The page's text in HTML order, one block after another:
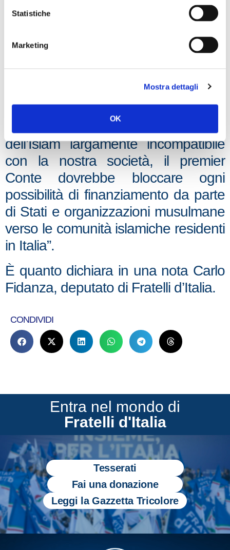
Statistiche
Marketing
Mostra dettagli
OK
a sostenere con le donazioni il CAIM
(coordinamento delle associazioni
islamiche di Milano) ed il suo
andare a scodinzolare in Qatar da
chi promuove e finanzia lautamente
la diffusione in Europa di una visione
dell’Islam largamente incompatibile
con la nostra società, il premier
Conte dovrebbe bloccare ogni
possibilità di finanziamento da parte
di Stati e organizzazioni musulmane
verso le comunità islamiche residenti
in Italia”.
È quanto dichiara in una nota Carlo
Fidanza, deputato di Fratelli d’Italia.
CONDIVIDI
Entra nel mondo di
Fratelli d'Italia
Tesserati
Fai una donazione
Leggi la Gazzetta Tricolore